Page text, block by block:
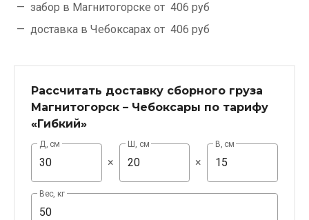
забор в Магнитогорске от 406 руб
доставка в Чебоксарах от 406 руб
Рассчитать доставку сборного груза
Магнитогорск – Чебоксары по тарифу
«Гибкий»
Д, см
×
Ш, см
×
В, см
Вес, кг